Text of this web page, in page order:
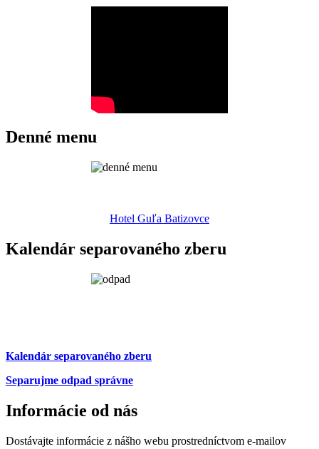
Denné menu
Hotel Guľa Batizovce
Kalendár separovaného zberu
Kalendár separovaného zberu
Separujme odpad správne
Informácie od nás
Dostávajte informácie z nášho webu prostredníctvom e-mailov